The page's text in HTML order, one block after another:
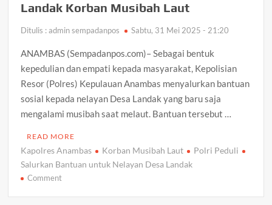
Landak Korban Musibah Laut
Ditulis : admin sempadanpos Sabtu, 31 Mei 2025 - 21:20
ANAMBAS (Sempadanpos.com)– Sebagai bentuk
kepedulian dan empati kepada masyarakat, Kepolisian
Resor (Polres) Kepulauan Anambas menyalurkan bantuan
sosial kepada nelayan Desa Landak yang baru saja
mengalami musibah saat melaut. Bantuan tersebut …
READ MORE
Kapolres Anambas Korban Musibah Laut
Polri Peduli
Salurkan Bantuan untuk Nelayan Desa Landak
Commenton